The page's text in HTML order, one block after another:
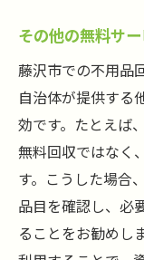
その他の無料サ
藤沢市での不用品
自治体が提供する
効です。たとえば
無料回収ではなく
す。こうした場合
品目を確認し、必
ることをお勧めし